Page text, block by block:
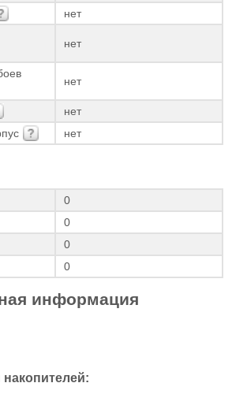
нет
нет
нет
нет
нет
0
0
0
0
информация